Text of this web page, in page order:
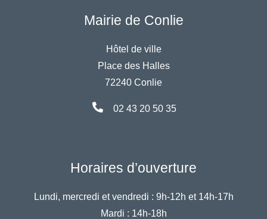
Mairie de Conlie
Hôtel de ville
Place des Halles
72240 Conlie
02 43 20 50 35
Horaires d’ouverture
Lundi, mercredi et vendredi : 9h-12h et 14h-17h
Mardi : 14h-18h